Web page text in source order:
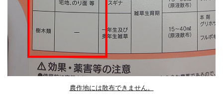
農作地には散布できません。